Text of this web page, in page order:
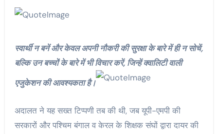
स्वार्थी न बनें और केवल अपनी नौकरी की सुरक्षा के बारे में ही न सोचें,
बल्कि उन बच्चों के बारे में भी विचार करें, जिन्हें क्वालिटी वाली
एजुकेशन की आवश्यकता है।
अदालत ने यह सख्त टिप्पणी तब की थी, जब यूपी-एमपी की
सरकारों और पश्चिम बंगाल व केरल के शिक्षक संघों द्वारा दायर की